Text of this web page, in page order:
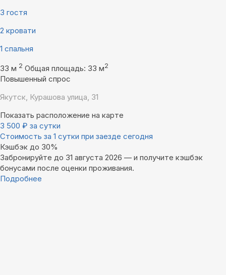
3 гостя
2 кровати
1 спальня
33 м 2 Общая площадь: 33 м2
Повышенный спрос
Якутск, Курашова улица, 31
Показать расположение на карте
3 500 ₽ за сутки
Стоимость за 1 сутки при заезде сегодня
Кэшбэк до 30%
Забронируйте до 31 августа 2026 — и получите кэшбэк
бонусами после оценки проживания.
Подробнее